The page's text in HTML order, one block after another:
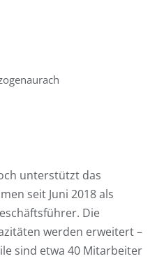
unterstützt das
seit Juni 2018 als
Die
werden erweitert –
sind etwa 40 Mitarbeiter